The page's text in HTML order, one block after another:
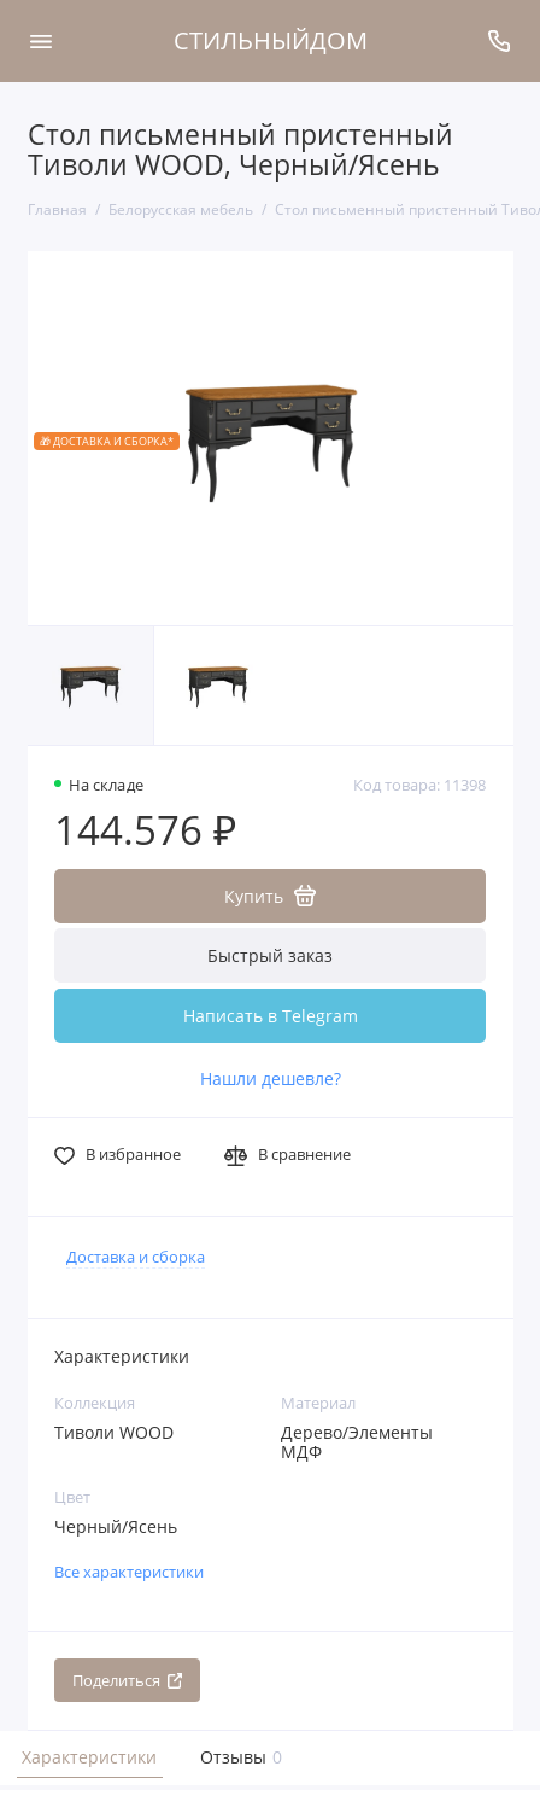
СТИЛЬНЫЙДОМ
Стол письменный пристенный
Тиволи WOOD, Черный/Ясень
Главная Белорусская мебель Стол письменный пристенный
🎁 ДОСТАВКА И СБОРКА*
На складе Код товара: 11398
144.576 ₽
Купить
Быстрый заказ
Написать в Telegram
Нашли дешевле?
В избранное В сравнение
Доставка и сборка
Характеристики
Коллекция
Тиволи WOOD
Материал
Дерево/Элементы
МДФ
Цвет
Черный/Ясень
Все характеристики
Поделиться
Характеристики Отзывы 0